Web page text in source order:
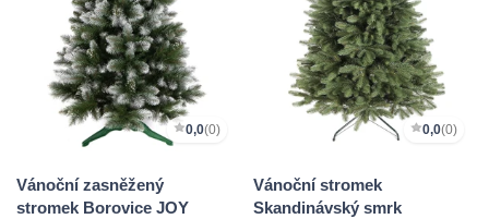
0,0(0)
Vánoční zasněžený
stromek Borovice JOY
0,0(0)
Vánoční stromek
Skandinávský smrk